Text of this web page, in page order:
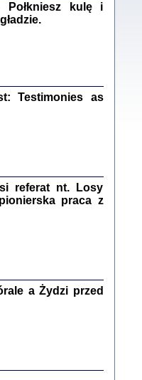
GODZINA ...
1943-1944
jidysz Monika
Połkniesz kulę i
Testimonies as
referat nt. Losy
praca z
a Żydzi przed